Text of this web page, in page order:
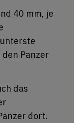
40 mm, je
Panzer
das
dort.